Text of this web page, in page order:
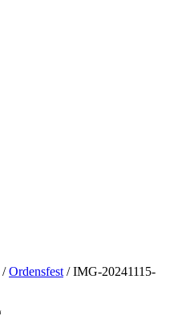
/Ordensfest /IMG-20241115-